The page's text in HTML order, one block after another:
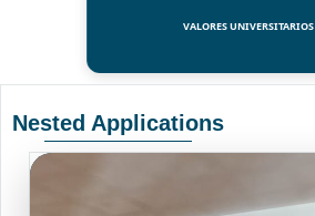
VALORES UNIVERSITARIOS
Nested Applications